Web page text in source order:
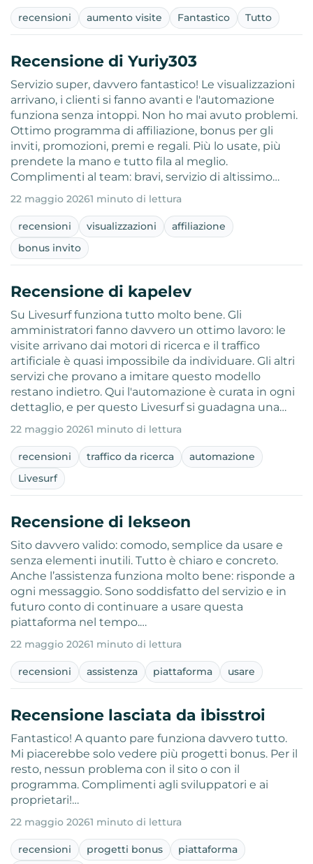
recensioni aumento visite Fantastico Tutto
Recensione di Yuriy303
Servizio super, davvero fantastico! Le visualizzazioni
arrivano, i clienti si fanno avanti e l'automazione
funziona senza intoppi. Non ho mai avuto problemi.
Ottimo programma di affiliazione, bonus per gli
inviti, promozioni, premi e regali. Più lo usate, più
prendete la mano e tutto fila al meglio.
Complimenti al team: bravi, servizio di altissimo…
22 maggio 20261 minuto di lettura
recensioni visualizzazioni
affiliazione
bonus invito
Recensione di kapelev
Su Livesurf funziona tutto molto bene. Gli
amministratori fanno davvero un ottimo lavoro: le
visite arrivano dai motori di ricerca e il traffico
artificiale è quasi impossibile da individuare. Gli altri
servizi che provano a imitare questo modello
restano indietro. Qui l'automazione è curata in ogni
dettaglio, e per questo Livesurf si guadagna una…
22 maggio 20261 minuto di lettura
recensioni traffico da ricerca
automazione
Livesurf
Recensione di lekseon
Sito davvero valido: comodo, semplice da usare e
senza elementi inutili. Tutto è chiaro e concreto.
Anche l’assistenza funziona molto bene: risponde a
ogni messaggio. Sono soddisfatto del servizio e in
futuro conto di continuare a usare questa
piattaforma nel tempo.…
22 maggio 20261 minuto di lettura
recensioni assistenza piattaforma usare
Recensione lasciata da ibisstroi
Fantastico! A quanto pare funziona davvero tutto.
Mi piacerebbe solo vedere più progetti bonus. Per il
resto, nessun problema con il sito o con il
programma. Complimenti agli sviluppatori e ai
proprietari!…
22 maggio 20261 minuto di lettura
recensioni progetti bonus
piattaforma